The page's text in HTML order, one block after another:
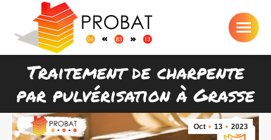
Traitement de charpente
par pulvérisation à Grasse
Vous êtes ici :
Oct 13 2023